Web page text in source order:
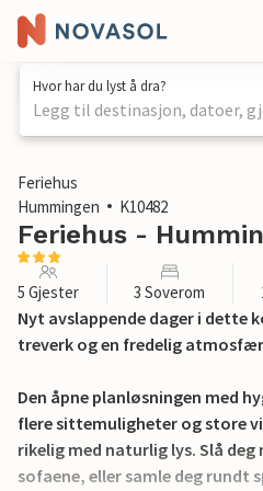
Hvor har du lyst å dra?
Legg til destinasjon, datoer,
1 / 19
Feriehus
Hummingen
K10482
Feriehus -
5 Gjester 3 Soverom
Nyt avslappende dager i dette
treverk og en fredelig
Den åpne planløsningen med
flere sittemuligheter og store
rikelig med naturlig lys. Slå
sofaene, eller samle deg rundt